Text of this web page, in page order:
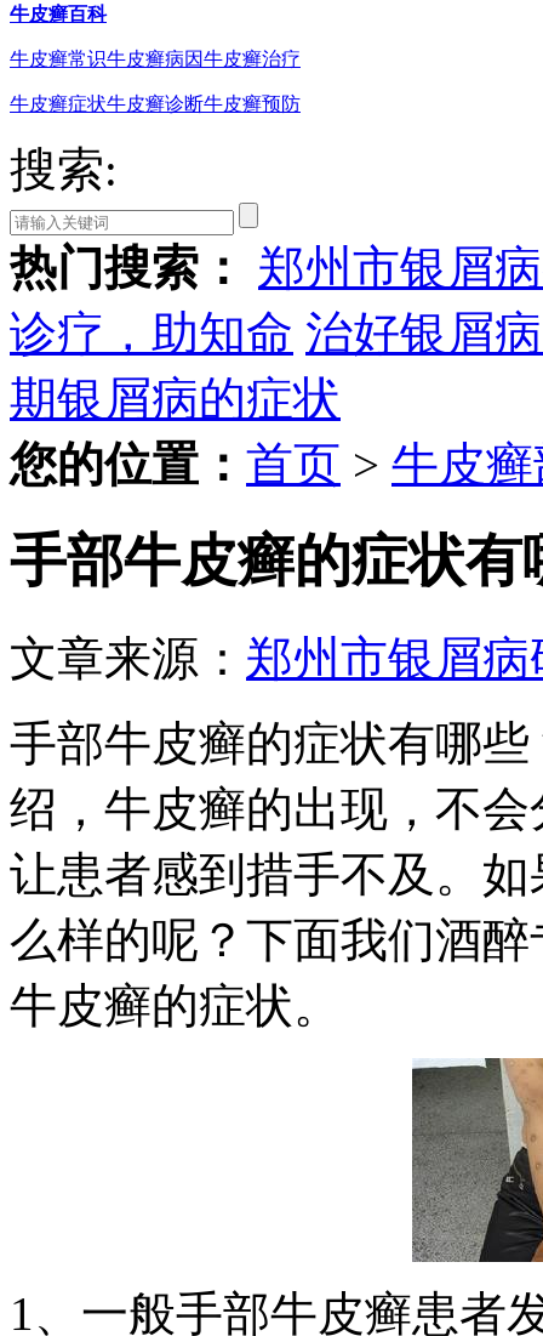
牛皮癣百科
牛皮癣常识牛皮癣病因牛皮癣治疗
牛皮癣症状牛皮癣诊断牛皮癣预防
搜索:
热门搜索：
郑州市银屑
诊疗，助知命 治好银屑
期银屑病的症状
您的位置： 首页 > 牛皮
手部牛皮癣的症状有
文章来源： 郑州市银屑病
手部牛皮癣的症状有哪些
绍，牛皮癣的出现，不
让患者感到措手不及。
么样的呢？下面我们酒
牛皮癣的症状。
1、一般手部牛皮癣患者